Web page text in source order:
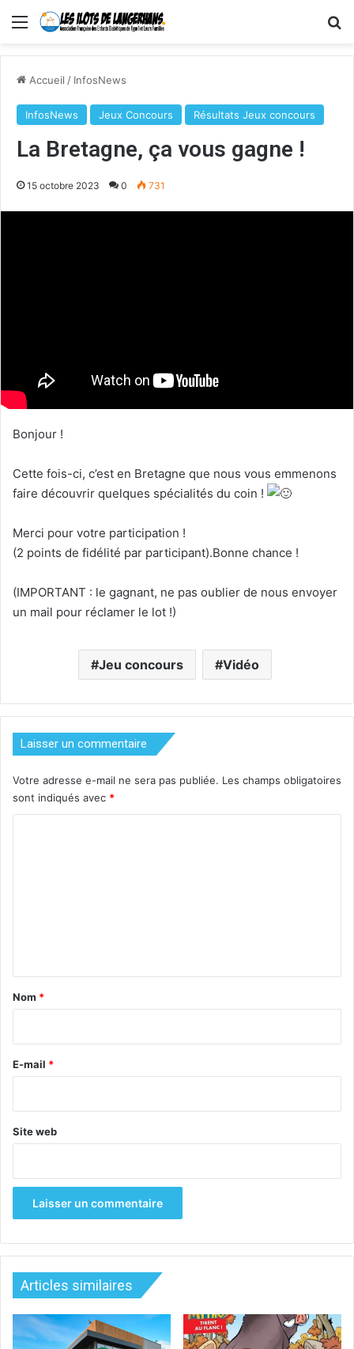
Menu
Accueil / InfosNews
InfosNews Jeux Concours Résultats Jeux concours
La Bretagne, ça vous gagne !
15 octobre 2023 0 731
Bonjour !
Cette fois-ci, c’est en Bretagne que nous vous emmenons
faire découvrir quelques spécialités du coin !
Merci pour votre participation !
(2 points de fidélité par participant).Bonne chance !
(IMPORTANT : le gagnant, ne pas oublier de nous envoyer
un mail pour réclamer le lot !)
Jeu concours Vidéo
Laisser un commentaire
Votre adresse e-mail ne sera pas publiée. Les champs obligatoires
sont indiqués avec *
a
e
Nom *
E-mail *
Site web
Articles similaires